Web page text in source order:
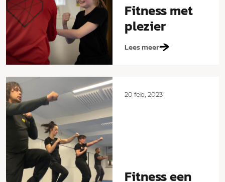
Fitness met
plezier
Lees meer
20 feb, 2023
Fitness een